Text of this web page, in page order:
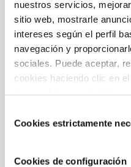
nuestros servicios,
sitio web, mostrarle
intereses según el perfil
navegación y
sociales. Puede aceptar,
cookies haciendo clic en
footer de este sitio web.
deCookies estrictamente
Cookies de configuración
Características
Liner azul para
(Modelo Grenade)
Sistema colgante:
Espesor del liner: 60/